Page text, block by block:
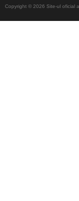
Copyright © 2026 Site-ul oficial